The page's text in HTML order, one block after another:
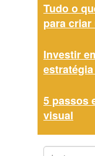
Tudo o
para
Investir
5 passos
visual